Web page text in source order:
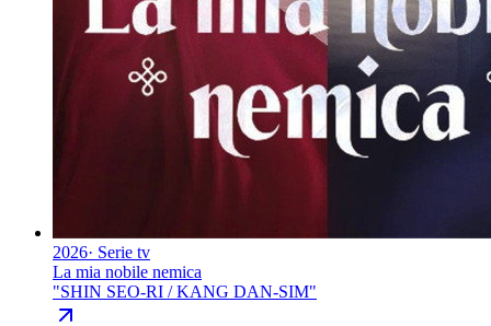
2026· Serie tv
La mia nobile nemica
"SHIN SEO-RI / KANG DAN-SIM"